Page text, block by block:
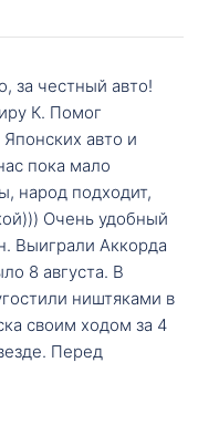
за честный авто!
К. Помог
авто и
пока мало
народ подходит,
Очень удобный
Выиграли Аккорда
8 августа. В
ништяками в
своим ходом за 4
Перед